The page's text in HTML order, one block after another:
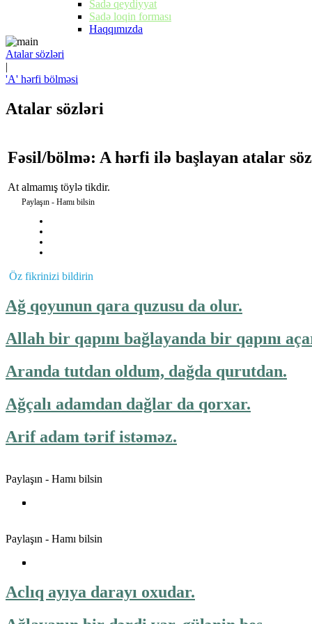
Sadə qeydiyyat
Sadə loqin forması
Haqqımızda
Atalar sözləri
|
'A' hərfi bölməsi
Atalar sözləri
Fəsil/bölmə: A hərfi ilə başlayan atalar
At almamış töylə tikdir.
Paylaşın - Hamı bilsin
Öz fikrinizi bildirin
Ağ qoyunun qara quzusu da olur.
Allah bir qapını bağlayanda bir qapını
Aranda tutdan oldum, dağda qurutdan.
Ağçalı adamdan dağlar da qorxar.
Arif adam tərif istəməz.
Paylaşın - Hamı bilsin
Paylaşın - Hamı bilsin
Aclıq ayıya darayı oxudar.